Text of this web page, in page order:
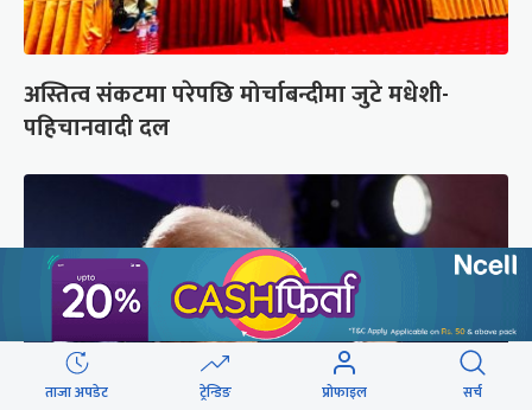
अस्तित्व संकटमा परेपछि मोर्चाबन्दीमा जुटे मधेशी-
पहिचानवादी दल
ताजा अपडेट ट्रेन्डिङ प्रोफाइल सर्च